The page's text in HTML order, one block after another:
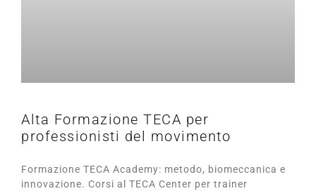
Alta Formazione TECA per
professionisti del movimento
Formazione TECA Academy: metodo, biomeccanica e
innovazione. Corsi al TECA Center per trainer